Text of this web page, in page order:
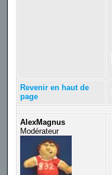
Revenir en haut de
page
AlexMagnus
Modérateur